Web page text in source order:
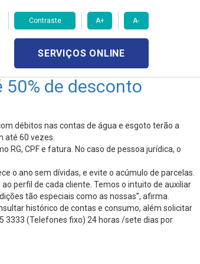
Contraste A+ A-
SERVIÇOS ONLINE
de desconto
débitos nas contas de água e esgoto terão a
até 60 vezes.
CPF e fatura. No caso de pessoa jurídica, o
o ano sem dívidas, e evite o acúmulo de parcelas.
perfil de cada cliente. Temos o intuito de auxiliar
tão especiais como as nossas”, afirma.
histórico de contas e consumo, além solicitar
3333 (Telefones fixo) 24 horas /sete dias por